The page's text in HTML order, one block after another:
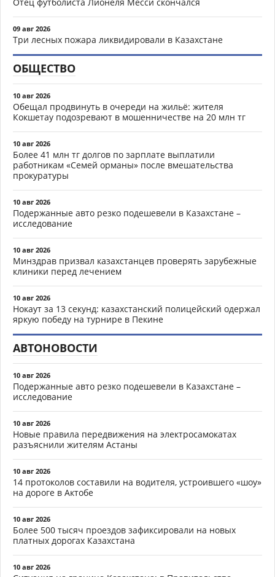
Отец футболиста Лионеля Месси скончался
09 авг 2026
Три лесных пожара ликвидировали в Казахстане
ОБЩЕСТВО
10 авг 2026
Обещал продвинуть в очереди на жильё: жителя
Кокшетау подозревают в мошенничестве на 20 млн тг
10 авг 2026
Более 41 млн тг долгов по зарплате выплатили
работникам «Семей орманы» после вмешательства
прокуратуры
10 авг 2026
Подержанные авто резко подешевели в Казахстане –
исследование
10 авг 2026
Минздрав призвал казахстанцев проверять зарубежные
клиники перед лечением
10 авг 2026
Нокаут за 13 секунд: казахстанский полицейский одержал
яркую победу на турнире в Пекине
АВТОНОВОСТИ
10 авг 2026
Подержанные авто резко подешевели в Казахстане –
исследование
10 авг 2026
Новые правила передвижения на электросамокатах
разъяснили жителям Астаны
10 авг 2026
14 протоколов составили на водителя, устроившего «шоу»
на дороге в Актобе
10 авг 2026
Более 500 тысяч проездов зафиксировали на новых
платных дорогах Казахстана
10 авг 2026